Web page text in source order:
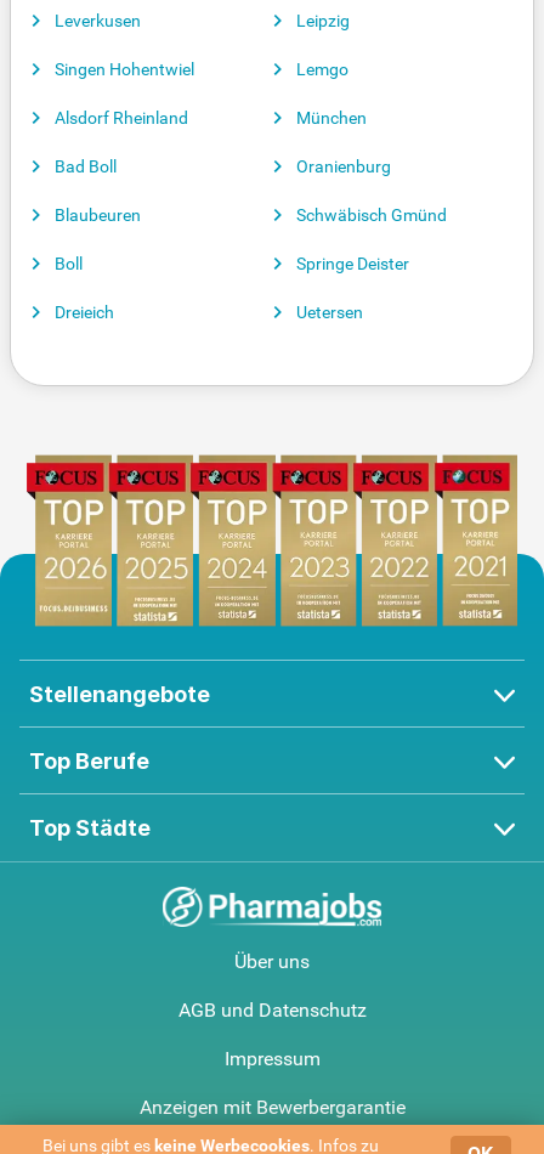
Leverkusen
Singen Hohentwiel
Alsdorf Rheinland
Bad Boll
Blaubeuren
Boll
Dreieich
Leipzig
Lemgo
München
Oranienburg
Schwäbisch Gmünd
Springe Deister
Uetersen
Stellenangebote
Top Berufe
Top Städte
Über uns
AGB und Datenschutz
Impressum
Anzeigen mit Bewerbergarantie
Bei uns gibt es keine Werbe­cookies. Infos zu